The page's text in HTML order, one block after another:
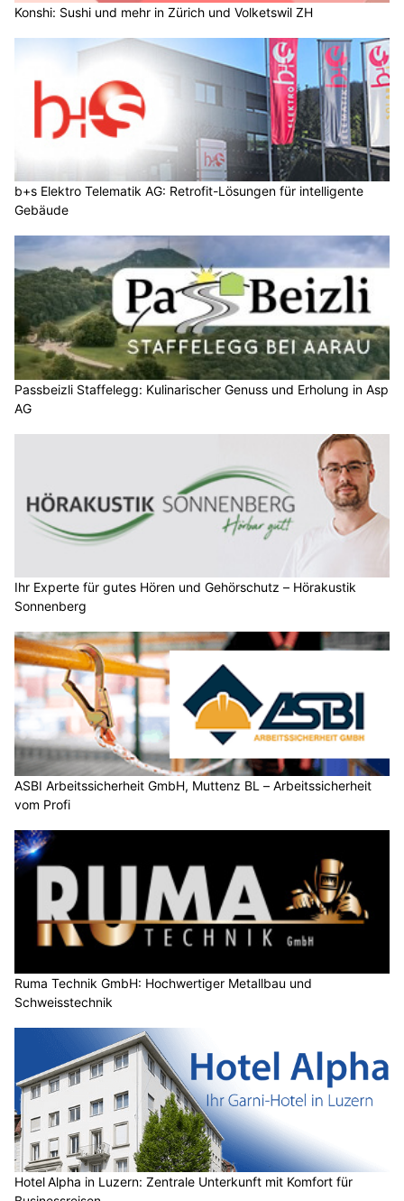
Konshi: Sushi und mehr in Zürich und Volketswil ZH
b+s Elektro Telematik AG: Retrofit-Lösungen für intelligente
Gebäude
Passbeizli Staffelegg: Kulinarischer Genuss und Erholung in Asp
AG
Ihr Experte für gutes Hören und Gehörschutz – Hörakustik
Sonnenberg
ASBI Arbeitssicherheit GmbH, Muttenz BL – Arbeitssicherheit
vom Profi
Ruma Technik GmbH: Hochwertiger Metallbau und
Schweisstechnik
Hotel Alpha in Luzern: Zentrale Unterkunft mit Komfort für